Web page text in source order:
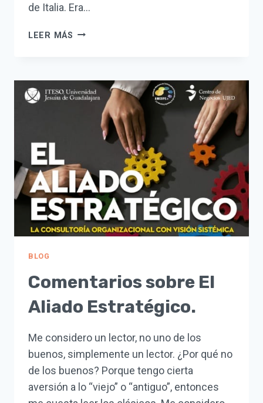
de Italia. Era…
LEER MÁS UNA
FAMILIAR
BASADA
HECHOS
REALES.
BLOG
Comentarios sobre El
Aliado Estratégico.
Me considero un lector, no uno de los
buenos, simplemente un lector. ¿Por qué no
de los buenos? Porque tengo cierta
aversión a lo “viejo” o “antiguo”, entonces